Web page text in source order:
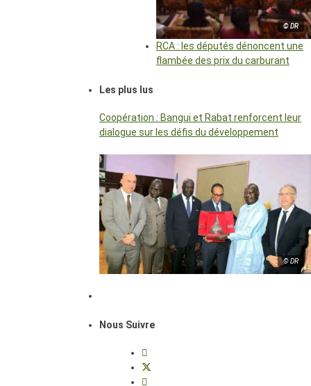
© DR
RCA : les députés dénoncent une
flambée des prix du carburant
Les plus lus
Coopération : Bangui et Rabat renforcent leur
dialogue sur les défis du développement
© DR
Nous Suivre